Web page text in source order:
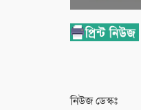
নিউজ ডেস্কঃ